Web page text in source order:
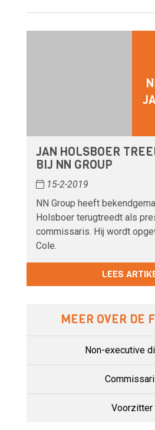
JAN HOLSBOER
BIJ NN GROUP
15-2-2019
NN Group heeft
Holsboer terugtreedt als
commissaris. Hij wordt
Cole.
LEES
MEER OVER DE
Non-executive
Voorzitter